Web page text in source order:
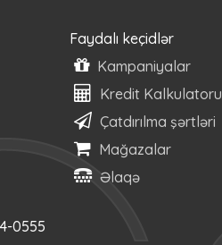
Faydalı keçidlər
Kampaniyalar
Kredit Kalkulatoru
Çatdırılma şərtləri
Mağazalar
Əlaqə
0555